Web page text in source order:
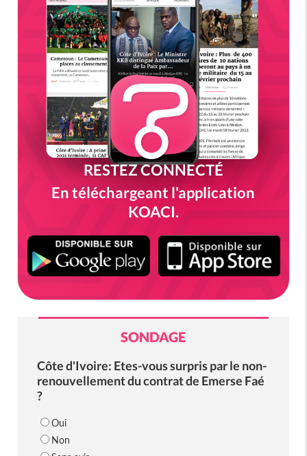
RESTEZ CONNECTÉ
En téléchargeant l'application
KOACI.
SONDAGE
Côte d'Ivoire: Etes-vous surpris par le non-
renouvellement du contrat de Emerse Faé
?
Oui
Non